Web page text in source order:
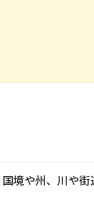
境や州、川や